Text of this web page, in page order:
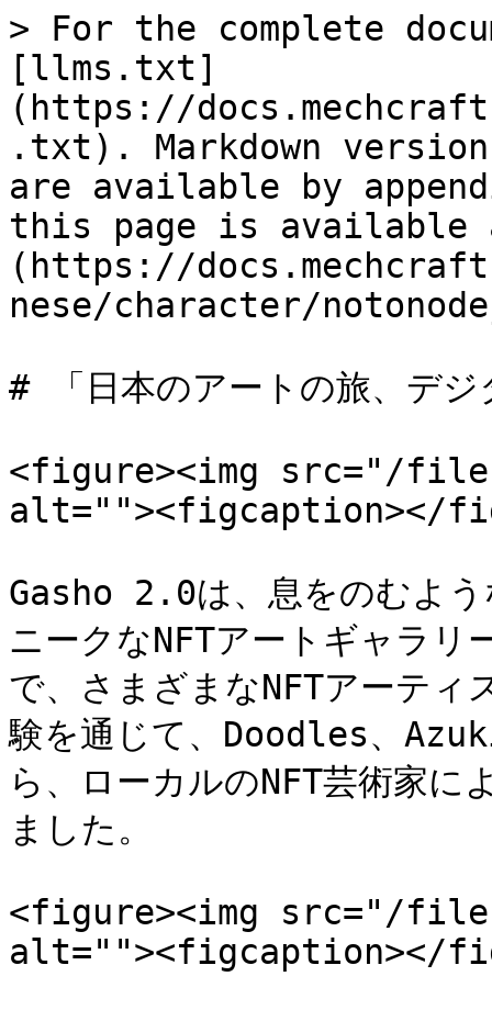
> For the complete
[llms.txt]
(https://
.txt). Markdown
are available by
this page is available
(https://
nese/character/
# 「日本のアートの旅、デジ
<figure><img src="/files/
alt=""><figcaption></
Gasho 2.0は、息をのむよう
ニークなNFTアートギャラリ
で、さまざまなNFTアーティ
験を通じて、Doodles、
ら、ローカルのNFT芸術家に
ました。
<figure><img src="/files/
alt=""><figcaption></